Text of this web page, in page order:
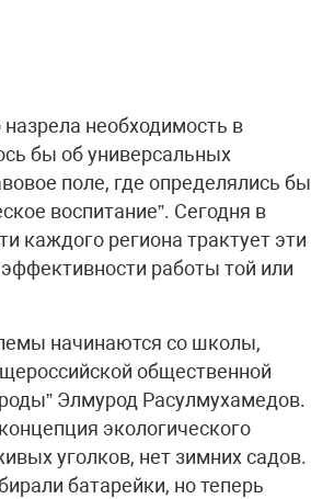
необходимость в
бы об универсальных
поле, где определялись бы
воспитание”. Сегодня в
каждого региона трактует эти
работы той или
начинаются со школы,
общественной
Элмурод Расулмухамедов.
экологического
уголков, нет зимних садов.
батарейки, но теперь